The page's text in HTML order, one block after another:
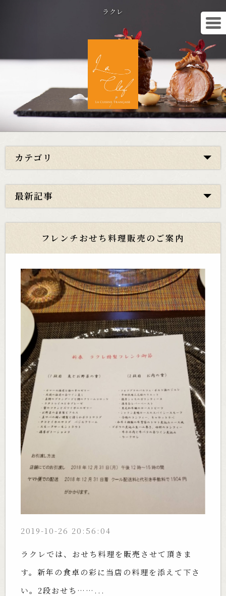
ラクレ
カテゴリ
最新記事
フレンチおせち料理販売のご案内
2019-10-26 20:56:04
ラクレでは、おせち料理を販売させて頂きま
す。新年の食卓の彩に当店の料理を添えて下さ
い。2段おせち……...